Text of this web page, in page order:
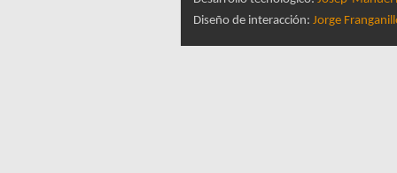
Diseño de interacción: Jorge